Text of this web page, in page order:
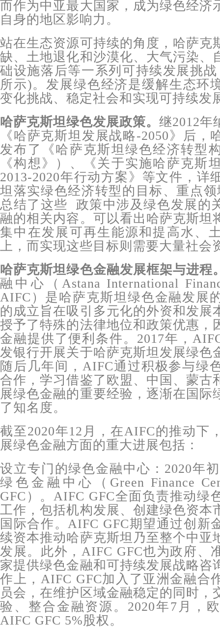
而作为中亚最大国家，成为绿色经济
自身的地区影响力。
站在生态资源可持续的角度，哈萨克
缺、土地退化和沙漠化、大气污染、
础设施落后等一系列可持续发展挑
所示)。发展绿色经济是缓解生态环
变化挑战、稳定社会和实现可持续发
哈萨克斯坦绿色发展政策。 继2012年
《哈萨克斯坦发展战略-2050》后，
发布了《哈萨克斯坦绿色经济转型
《构想》）、《关于实施哈萨克斯
2013-2020年行动方案》等文件，详
坦落实绿色经济转型的目标、重点
总结了这些 政策中涉及绿色发展的
融的相关内容。可以看出哈萨克斯坦
集中在发展可再生能源和提高水、
上，而实现这些目标则需要大量社会
哈萨克斯坦绿色金融发展框架与进程
融中心（Astana International
AIFC）是哈萨克斯坦绿色金融发展
的成立旨在吸引多元化的外资和发展
授予了特殊的法律地位和政策优惠，
金融提供了便利条件。2017年，
发银行开展关于哈萨克斯坦发展绿色
随后几年间，AIFC通过积极参与绿
合作，学习借鉴了欧盟、中国、蒙古
展绿色金融的重要经验，逐渐在国际
了知名度。
截至2020年12月，在AIFC的推动下
展绿色金融方面的重大进展包括：
设立专门的绿色金融中心：2020年
绿色金融中心（Green Finance
GFC）。AIFC GFC全面负责推动绿
工作，包括机构发展、创建绿色资本
国际合作。AIFC GFC期望通过创新
续资本推动哈萨克斯坦乃至整个中亚
发展。此外，AIFC GFC也为政府、
家提供绿色金融和可持续发展战略咨
作上，AIFC GFC加入了亚洲金融合
员会，在维护区域金融稳定的同时，
验、整合金融资源。2020年7月，
AIFC GFC 5%股权。